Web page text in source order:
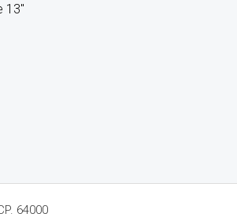
13″
64000